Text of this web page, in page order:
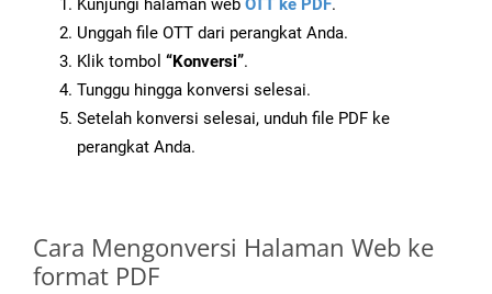
Kunjungi halaman web OTT ke PDF.
Unggah file OTT dari perangkat Anda.
Klik tombol “Konversi”.
Tunggu hingga konversi selesai.
Setelah konversi selesai, unduh file PDF ke
perangkat Anda.
Cara Mengonversi Halaman Web ke
format PDF